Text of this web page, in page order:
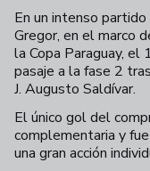
En un intenso
Gregor, en el marco
la Copa Paraguay, el
pasaje a la fase 2
J. Augusto Saldívar.
El único gol del
complementaria y
una gran acción